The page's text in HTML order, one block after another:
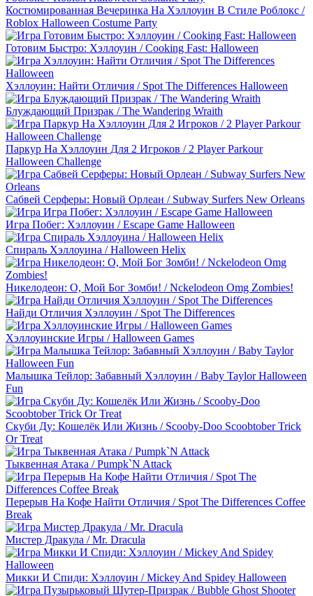
Костюмированная Вечеринка На Хэллоуин В Стиле Роблокс /
Roblox Halloween Costume Party
Готовим Быстро: Хэллоуин / Cooking Fast: Halloween
Хэллоуин: Найти Отличия / Spot The Differences Halloween
Блуждающий Призрак / The Wandering Wraith
Паркур На Хэллоуин Для 2 Игроков / 2 Player Parkour
Halloween Challenge
Сабвей Серферы: Новый Орлеан / Subway Surfers New Orleans
Игра Побег: Хэллоуин / Escape Game Halloween
Спираль Хэллоуина / Halloween Helix
Никелодеон: О, Мой Бог Зомби! / Nckelodeon Omg Zombies!
Найди Отличия Хэллоуин / Spot The Differences
Хэллоуинские Игры / Halloween Games
Малышка Тейлор: Забавный Хэллоуин / Baby Taylor Halloween
Fun
Скуби Ду: Кошелёк Или Жизнь / Scooby-Doo Scoobtober Trick
Or Treat
Тыквенная Атака / Pumpk`N Attack
Перерыв На Кофе Найти Отличия / Spot The Differences Coffee
Break
Мистер Дракула / Mr. Dracula
Микки И Спиди: Хэллоуин / Mickey And Spidey Halloween